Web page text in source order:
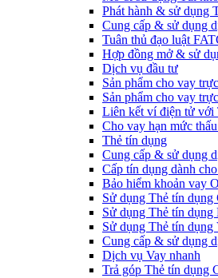
Phát hành & sử dụng
Cung cấp & sử dụng
Tuân thủ đạo luật
Hợp đồng mở & sử
Dịch vụ đầu tư
Sản phẩm cho vay
Sản phẩm cho vay
Liên kết ví điện tử với
Cho vay hạn mức
Thẻ tín dụng
Cung cấp & sử dụng
Cấp tín dụng dành
Bảo hiểm khoản vay
Sử dụng Thẻ tín dụng
Sử dụng Thẻ tín dụng
Sử dụng Thẻ tín
Cung cấp & sử dụng
Dịch vụ Vay nhanh
Trả góp Thẻ tín dụng